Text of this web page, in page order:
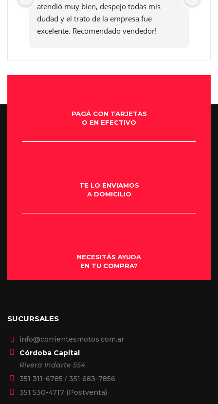
atendió muy bien, despejo todas mis
dudad y el trato de la empresa fue
excelente. Recomendado vendedor!
PAGÁ CON TARJETAS
O EN EFECTIVO
TE LO ENVIAMOS
A DOMICILIO
NECESITÁS AYUDA
EN TU COMPRA?
SUCURSALES
info@corrientesmotos.com.ar
Córdoba Capital
Rivera Indarte 554
351 311-6785 / 351 683-7856
351 530-4717 (Postventa)